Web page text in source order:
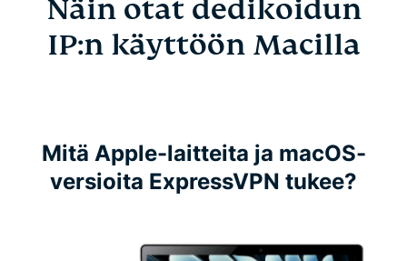
Näin otat dedikoidun
IP:n käyttöön Macilla
Mitä Apple-laitteita ja macOS-
versioita ExpressVPN tukee?